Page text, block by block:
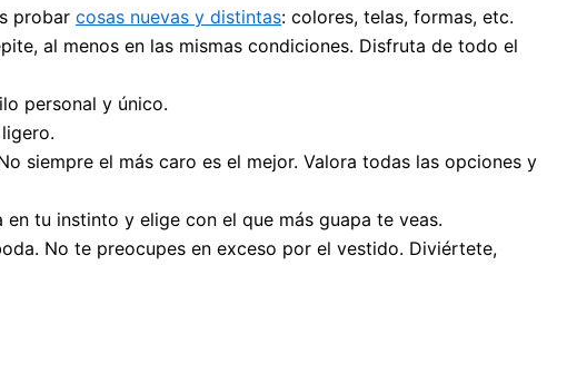
probar cosas nuevas y distintas: colores, telas, formas, etc.
al menos en las mismas condiciones. Disfruta de todo el
personal y único.
siempre el más caro es el mejor. Valora todas las opciones y
tu instinto y elige con el que más guapa te veas.
No te preocupes en exceso por el vestido. Diviértete,